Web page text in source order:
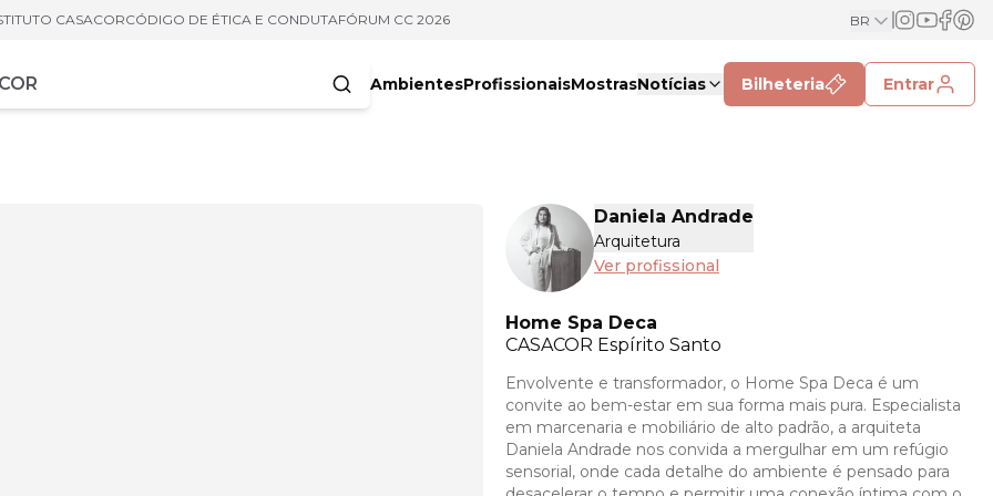
CASACORCÓDIGO DE ÉTICA E CONDUTAFÓRUM CC 2026 BR
AmbientesProfissionaisMostrasNotícias Bilheteria Entrar
Daniela Andrade
Arquitetura
Ver profissional
Home Spa Deca
CASACOR Espírito Santo
Envolvente e transformador, o Home Spa Deca é um
convite ao bem-estar em sua forma mais pura. Especialista
em marcenaria e mobiliário de alto padrão, a arquiteta
Daniela Andrade nos convida a mergulhar em um refúgio
sensorial, onde cada detalhe do ambiente é pensado para